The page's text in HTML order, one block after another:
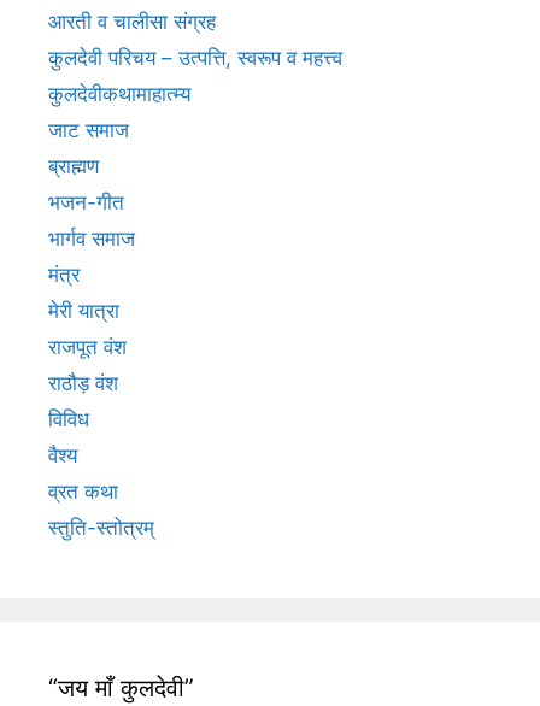
आरती व चालीसा संग्रह
कुलदेवी परिचय – उत्पत्ति, स्वरूप व महत्त्व
कुलदेवीकथामाहात्म्य
जाट समाज
ब्राह्मण
भजन-गीत
भार्गव समाज
मंत्र
मेरी यात्रा
राजपूत वंश
राठौड़ वंश
विविध
वैश्य
व्रत कथा
स्तुति-स्तोत्रम्
“जय माँ कुलदेवी”